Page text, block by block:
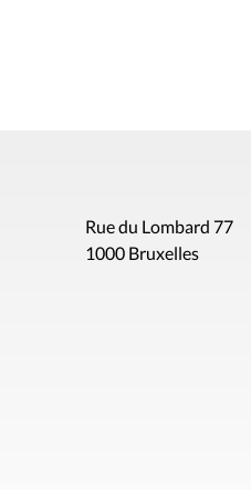
Rue du Lombard 77
1000 Bruxelles